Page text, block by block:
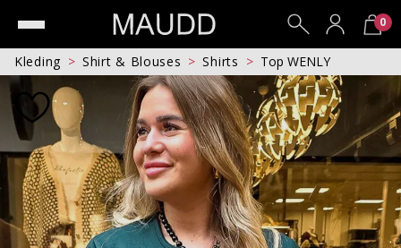
0
Kleding Shirt & Blouses Shirts Top WENLY